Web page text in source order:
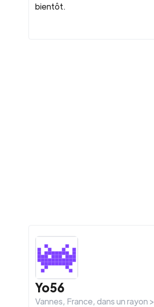
bientôt.
Yo56
Vannes, France, dans un rayon >